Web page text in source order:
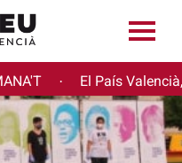
· El País